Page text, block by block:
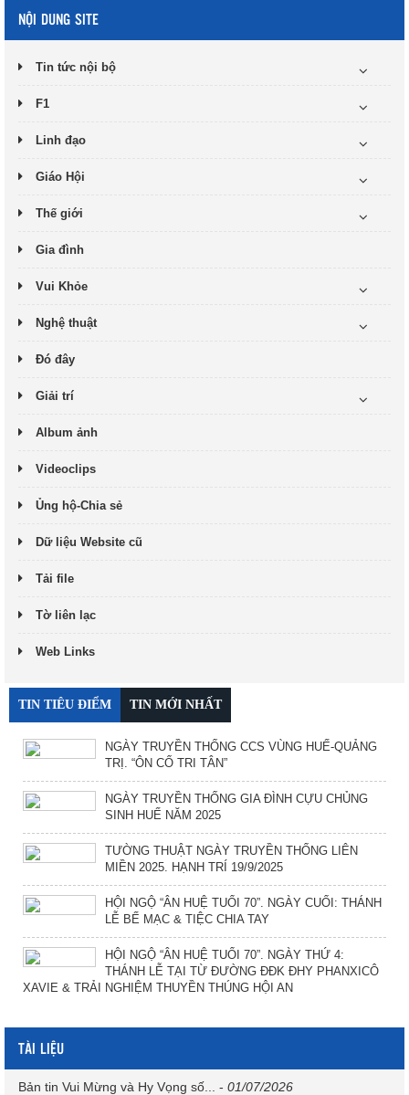
NỘI DUNG SITE
Tin tức nội bộ
F1
Linh đạo
Giáo Hội
Thế giới
Gia đình
Vui Khỏe
Nghệ thuật
Đó đây
Giải trí
Album ảnh
Videoclips
Ủng hộ-Chia sẻ
Dữ liệu Website cũ
Tải file
Tờ liên lạc
Web Links
TIN TIÊU ĐIỂM TIN MỚI NHẤT
NGÀY TRUYỀN THỐNG CCS VÙNG HUẾ-QUẢNG
TRỊ. “ÔN CỐ TRI TÂN”
NGÀY TRUYỀN THỐNG GIA ĐÌNH CỰU CHỦNG
SINH HUẾ NĂM 2025
TƯỜNG THUẬT NGÀY TRUYỀN THỐNG LIÊN
MIỀN 2025. HẠNH TRÍ 19/9/2025
HỘI NGỘ “ÂN HUỆ TUỔI 70”. NGÀY CUỐI: THÁNH
LỄ BẾ MẠC & TIỆC CHIA TAY
HỘI NGỘ “ÂN HUỆ TUỔI 70”. NGÀY THỨ 4:
THÁNH LỄ TẠI TỪ ĐƯỜNG ĐĐK ĐHY PHANXICÔ
XAVIE & TRẢI NGHIỆM THUYỀN THÚNG HỘI AN
TÀI LIỆU
Bản tin Vui Mừng và Hy Vọng số... - 01/07/2026